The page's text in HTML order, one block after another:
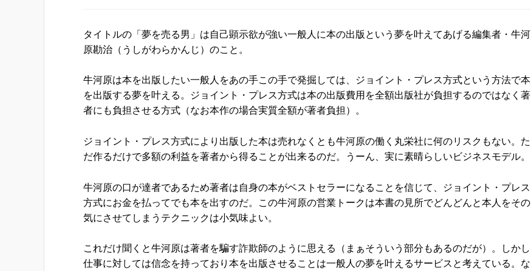
タイトルの「夢を売る男」は自己顕示欲が強い一般人に本の出版という夢を叶えてあげる編集者・牛河
原勘治（うしがわらかんじ）のこと。
牛河原は本を出版したい一般人をあの手この手で発掘しては、ジョイント・プレス方式という方法で本
を出版する夢を叶える。ジョイント・プレス方式は本の出版費用を全額出版社が負担するのではなく著
者にも負担させる方式（なお本作の場合実質全額が著者負担）。
ジョイント・プレス方式により出版した本は売れなくとも牛河原の働く丸栄社に何のリスクもない。た
だ作るだけで多額の利益を著者から得ることが出来るのだ。うーん、実に素晴らしいビジネスモデル。
牛河原の口が達者であるため著者は自身の本がベストセラーになることを信じて、ジョイント・プレス
方式にお金を払ってでも本を出すのだ。この牛河原の営業トークは本書の見所でどんどんと本人をその
気にさせてしまうテクニックは小気味よい。
これだけ聞くと牛河原は著者を騙す詐欺師のように思える（まぁそういう部分もあるのだが）。しかし
仕事に対しては信念を持っており本を出版させることは一般人の夢を叶えるサービスと考えている。な